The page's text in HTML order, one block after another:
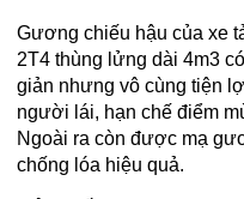
Gương chiếu hậu của xe
2T4 thùng lửng dài 4m3
giản nhưng vô cùng tiện
người lái, hạn chế điểm
Ngoài ra còn được mạ
chống lóa hiệu quả.